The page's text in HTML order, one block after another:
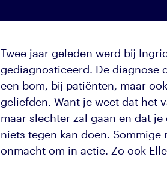
Twee jaar geleden werd bij
gediagnosticeerd. De diagnose
een bom, bij patiënten, maar
geliefden. Want je weet dat het
maar slechter zal gaan en dat
niets tegen kan doen. Sommige
onmacht om in actie. Zo ook